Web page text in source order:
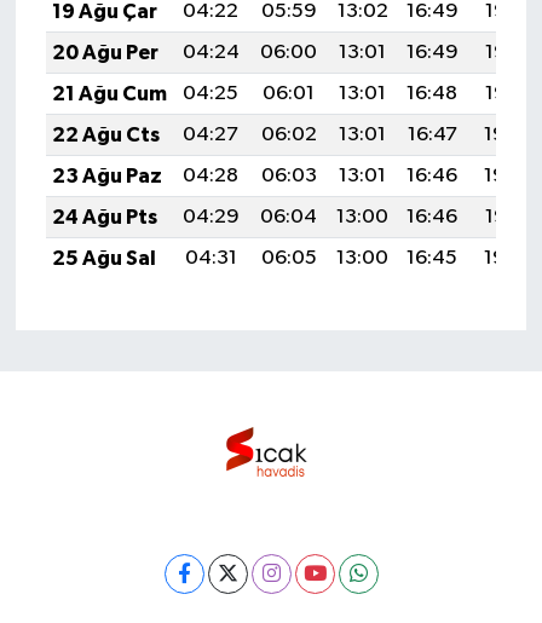
19 Ağu Çar
04:22 05:59 13:02 16:49
19:55
20 Ağu Per
04:24 06:00 13:01 16:49
19:53
21 Ağu Cum
04:25 06:01 13:01 16:48
19:52
22 Ağu Cts
04:27 06:02 13:01 16:47
19:50
23 Ağu Paz
04:28 06:03 13:01 16:46
19:49
24 Ağu Pts
04:29 06:04 13:00 16:46
19:47
25 Ağu Sal
04:31 06:05 13:00 16:45 19:46